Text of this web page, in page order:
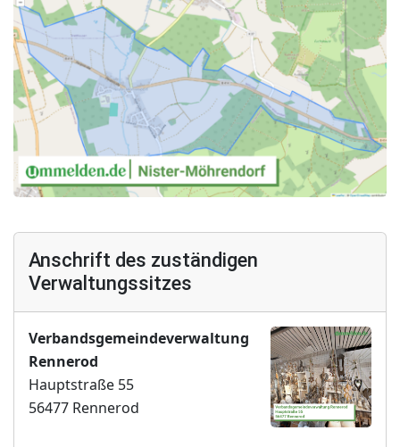
Anschrift des zuständigen
Verwaltungssitzes
Verbandsgemeindeverwaltung
Rennerod
Hauptstraße 55
56477 Rennerod